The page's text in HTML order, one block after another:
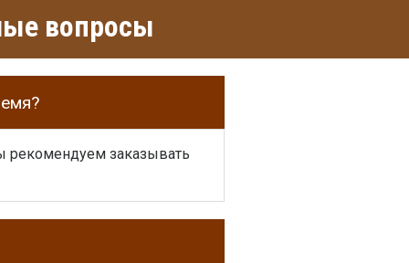
вопросы
рекомендуем заказывать